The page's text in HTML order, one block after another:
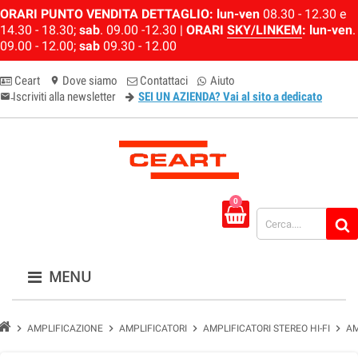
ORARI PUNTO VENDITA DETTAGLIO: lun-ven 08.30 - 12.30 e
14.30 - 18.30; sab. 09.00 -12.30 | ORARI SKY/LINKEM: lun-ven.
09.00 - 12.00; sab 09.30 - 12.00
Ceart location_on Dove siamo Contattaci Aiuto
email-newsletter
Iscriviti alla newsletter SEI UN AZIENDA? Vai al sito a dedicato
0
MENU
chevron_right AMPLIFICAZIONE chevron_right AMPLIFICATORI chevron_right AMPLIFICATORI STEREO HI-FI chevron_right